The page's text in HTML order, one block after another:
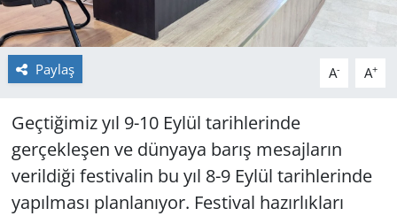
Paylaş A- A+
Geçtiğimiz yıl 9-10 Eylül tarihlerinde
gerçekleşen ve dünyaya barış mesajların
verildiği festivalin bu yıl 8-9 Eylül tarihlerinde
yapılması planlanıyor. Festival hazırlıkları
MAGAZİN
POLİTİKA
SAĞLIK
SİYASET